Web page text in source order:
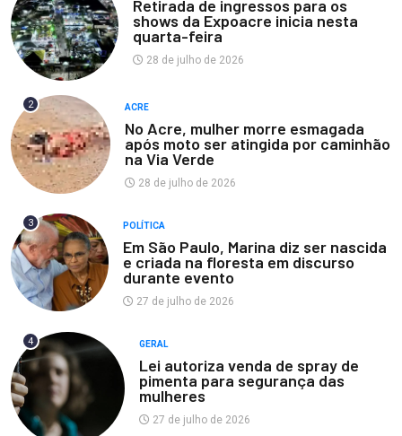
Retirada de ingressos para os
shows da Expoacre inicia nesta
quarta-feira
28 de julho de 2026
2 ACRE
No Acre, mulher morre esmagada
após moto ser atingida por caminhão
na Via Verde
28 de julho de 2026
3 POLÍTICA
Em São Paulo, Marina diz ser nascida
e criada na floresta em discurso
durante evento
27 de julho de 2026
4 GERAL
Lei autoriza venda de spray de
pimenta para segurança das
mulheres
27 de julho de 2026